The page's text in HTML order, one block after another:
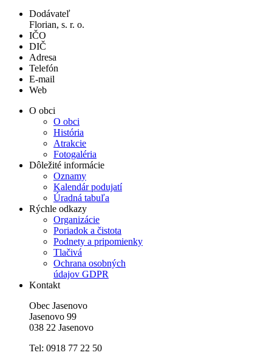
Dodávateľ
Florian, s. r. o.
IČO
DIČ
Adresa
Telefón
E-mail
Web
O obci
O obci
História
Atrakcie
Fotogaléria
Dôležité informácie
Oznamy
Kalendár podujatí
Úradná tabuľa
Rýchle odkazy
Organizácie
Poriadok a čistota
Podnety a pripomienky
Tlačivá
Ochrana osobných
údajov GDPR
Kontakt
Obec Jasenovo
Jasenovo 99
038 22 Jasenovo
Tel: 0918 77 22 50